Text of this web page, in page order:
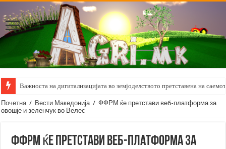
Важноста на дигитализацијата во земјоделството претставена на
Почетна / Вести Македонија / ФФРМ ќе претстави веб-платформа за
овошје и зеленчук во Велес
ФФРМ ќе претстави веб-платформа за